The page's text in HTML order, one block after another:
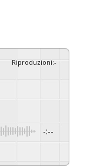
Riproduzioni:-
-:--